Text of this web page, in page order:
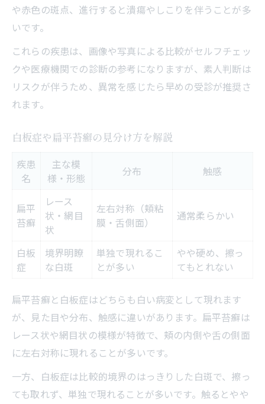
体験談でわかる鑑別の実例集
見た目の特徴から読み解く判断法
口腔外科で語られる症例のポイント
白板症・扁平苔癬の実際の写真活用法
専門家が伝える安心の口腔外科受診タイミング
受診すべきタイミング早見表
症状が続くときの受診判断基準
口腔外科受診の流れと準備ポイント
不安を抱えた時の相談先の選び方
や赤色の斑点、進行すると潰瘍やしこりを伴うことが多
いです。
これらの疾患は、画像や写真による比較がセルフチェッ
クや医療機関での診断の参考になりますが、素人判断は
リスクが伴うため、異常を感じたら早めの受診が推奨さ
れます。
白板症や扁平苔癬の見分け方を解説
疾患
名
主な模
様・形態
分布 触感
扁平
苔癬
レース
状・網目
状
左右対称（頬粘
膜・舌側面）
通常柔らかい
白板
症
境界明瞭
な白斑
単独で現れるこ
とが多い
やや硬め、擦っ
てもとれない
扁平苔癬と白板症はどちらも白い病変として現れます
が、見た目や分布、触感に違いがあります。扁平苔癬は
レース状や網目状の模様が特徴で、頬の内側や舌の側面
に左右対称に現れることが多いです。
一方、白板症は比較的境界のはっきりした白斑で、擦っ
ても取れず、単独で現れることが多いです。触るとやや